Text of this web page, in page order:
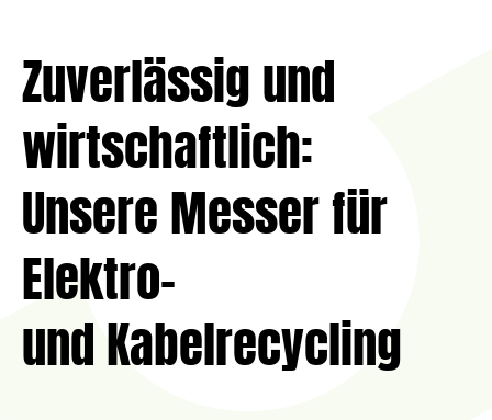
Zuverlässig und
wirtschaftlich:
Unsere Messer für
Elektro-
und Kabelrecycling